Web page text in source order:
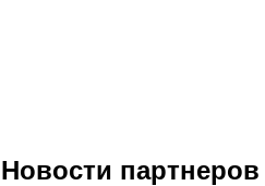
Новости партнеров